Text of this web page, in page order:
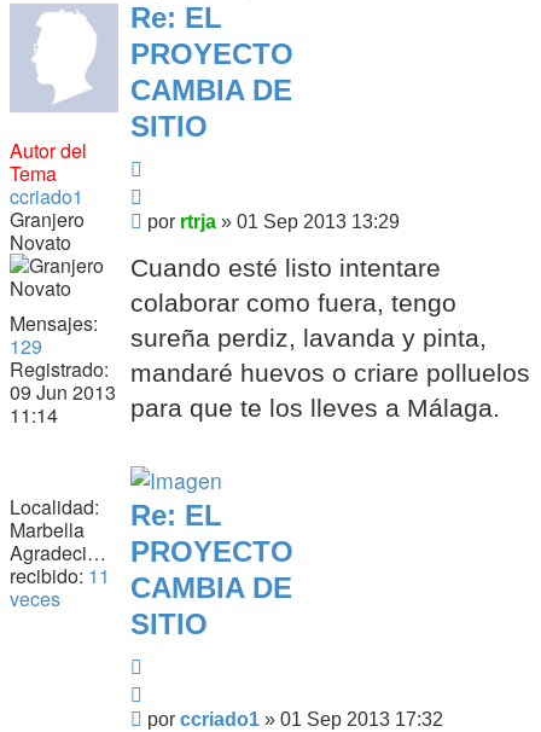
Re: EL
PROYECTO
CAMBIA DE
SITIO
Mensaje
por rtrja» 01 Sep 2013 13:29
Cuando esté listo intentare
colaborar como fuera, tengo
sureña perdiz, lavanda y pinta,
mandaré huevos o criare polluelos
para que te los lleves a Málaga.
Autor del
Tema
ccriado1
Granjero
Novato
Mensajes:
129
Registrado:
09 Jun 2013
11:14
Localidad:
Marbella
Agradecimiento
recibido: 11
veces
Re: EL
PROYECTO
CAMBIA DE
SITIO
Mensaje
por ccriado1» 01 Sep 2013 17:32